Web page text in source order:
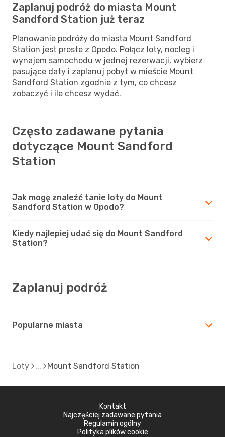
Zaplanuj podróż do miasta Mount
Sandford Station już teraz
Planowanie podróży do miasta Mount Sandford
Station jest proste z Opodo. Połącz loty, nocleg i
wynajem samochodu w jednej rezerwacji, wybierz
pasujące daty i zaplanuj pobyt w mieście Mount
Sandford Station zgodnie z tym, co chcesz
zobaczyć i ile chcesz wydać.
Często zadawane pytania
dotyczące Mount Sandford
Station
Jak mogę znaleźć tanie loty do Mount
Sandford Station w Opodo?
Kiedy najlepiej udać się do Mount Sandford
Station?
Zaplanuj podróż
Popularne miasta
Loty Mount Sandford Station
Kontakt
Najczęściej zadawane pytania
Regulamin ogólny
Polityka plików cookie